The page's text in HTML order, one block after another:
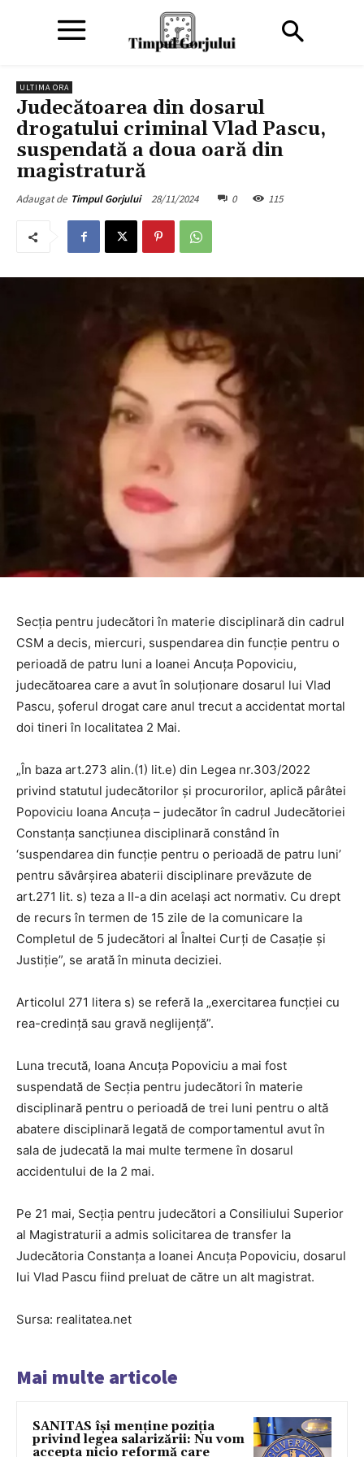
ULTIMA ORA
Judecătoarea din dosarul
drogatului criminal Vlad Pascu,
suspendată a doua oară din
magistratură
Adaugat de Timpul Gorjului 28/11/2024 0 115
Secţia pentru judecători în materie disciplinară din cadrul
CSM a decis, miercuri, suspendarea din funcţie pentru o
perioadă de patru luni a Ioanei Ancuţa Popoviciu,
judecătoarea care a avut în soluţionare dosarul lui Vlad
Pascu, şoferul drogat care anul trecut a accidentat mortal
doi tineri în localitatea 2 Mai.
„În baza art.273 alin.(1) lit.e) din Legea nr.303/2022
privind statutul judecătorilor şi procurorilor, aplică pârâtei
Popoviciu Ioana Ancuţa – judecător în cadrul Judecătoriei
Constanţa sancţiunea disciplinară constând în
‘suspendarea din funcţie pentru o perioadă de patru luni’
pentru săvârşirea abaterii disciplinare prevăzute de
art.271 lit. s) teza a II-a din acelaşi act normativ. Cu drept
de recurs în termen de 15 zile de la comunicare la
Completul de 5 judecători al Înaltei Curţi de Casaţie şi
Justiţie”, se arată în minuta deciziei.
Articolul 271 litera s) se referă la „exercitarea funcţiei cu
rea-credinţă sau gravă neglijenţă”.
Luna trecută, Ioana Ancuţa Popoviciu a mai fost
suspendată de Secţia pentru judecători în materie
disciplinară pentru o perioadă de trei luni pentru o altă
abatere disciplinară legată de comportamentul avut în
sala de judecată la mai multe termene în dosarul
accidentului de la 2 mai.
Pe 21 mai, Secţia pentru judecători a Consiliului Superior
al Magistraturii a admis solicitarea de transfer la
Judecătoria Constanţa a Ioanei Ancuţa Popoviciu, dosarul
lui Vlad Pascu fiind preluat de către un alt magistrat.
Sursa: realitatea.net
Mai multe articole
SANITAS își menține poziția
privind legea salarizării: Nu vom
accepta nicio reformă care